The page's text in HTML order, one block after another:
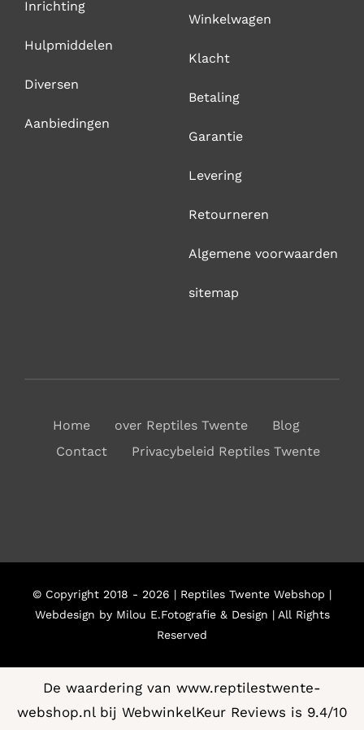
Inrichting
Hulpmiddelen
Diversen
Aanbiedingen
Winkelwagen
Klacht
Betaling
Garantie
Levering
Retourneren
Algemene voorwaarden
sitemap
Home over Reptiles Twente
Blog
Contact
Privacybeleid Reptiles Twente
© Copyright 2018 - 2026 | Reptiles Twente Webshop |
Webdesign by Milou E.Fotografie & Design | All Rights
Reserved
De waardering van www.reptilestwente-
webshop.nl bij WebwinkelKeur Reviews is 9.4/10